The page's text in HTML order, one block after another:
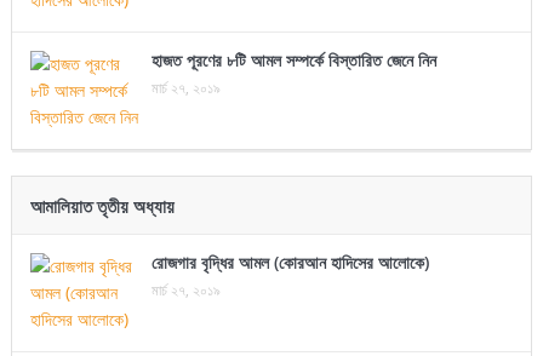
হাজত পূরণের ৮টি আমল সম্পর্কে বিস্তারিত জেনে নিন
মার্চ ২৭, ২০১৯
আমালিয়াত তৃতীয় অধ্যায়
রোজগার বৃদ্ধির আমল (কোরআন হাদিসের আলোকে)
মার্চ ২৭, ২০১৯